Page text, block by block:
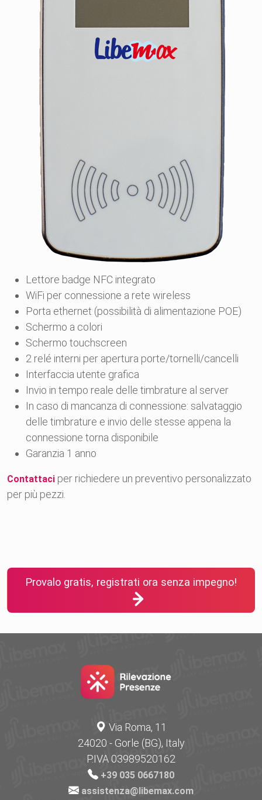
Lettore badge NFC integrato
WiFi per connessione a rete wireless
Porta ethernet (possibilità di alimentazione POE)
Schermo a colori
Schermo touchscreen
2 relé interni per apertura porte/tornelli/cancelli
Interfaccia utente grafica
Invio in tempo reale delle timbrature al server
In caso di mancanza di connessione: salvataggio
delle timbrature e invio delle stesse appena la
connessione torna disponibile
Garanzia 1 anno
Contattaci per richiedere un preventivo personalizzato
per più pezzi.
Provalo gratis, registrati ora senza impegno!
Via Roma, 11
24020 - Gorle (BG), Italy
P.IVA 03989520162
+39 035 0667180
assistenza@libemax.com